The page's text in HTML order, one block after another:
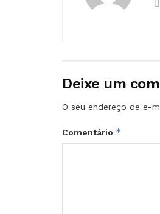
Deixe um
O seu endereço de e-
Comentário *